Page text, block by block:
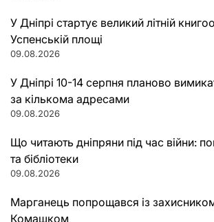
У Дніпрі стартує великий літній
Успенській площі
09.08.2026
У Дніпрі 10-14 серпня планово
за кількома адресами
09.08.2026
Що читають дніпряни під час війни:
та бібліотеки
09.08.2026
Марганець попрощався із
Комашком